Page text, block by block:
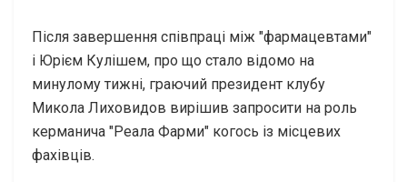
Після завершення співпраці між "фармацевтами"
і Юрієм Кулішем, про що стало відомо на
минулому тижні, граючий президент клубу
Микола Лиховидов вирішив запросити на роль
керманича "Реала Фарми" когось із місцевих
фахівців.